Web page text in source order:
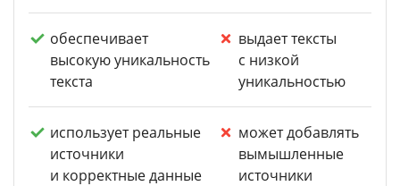
обеспечивает
высокую уникальность
текста
выдает тексты
с низкой
уникальностью
использует реальные
источники
и корректные данные
может добавлять
вымышленные
источники